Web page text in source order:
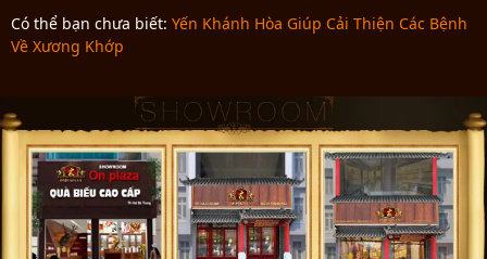
Có thể bạn chưa biết: Yến Khánh Hòa Giúp Cải Thiện Các Bệnh
Về Xương Khớp